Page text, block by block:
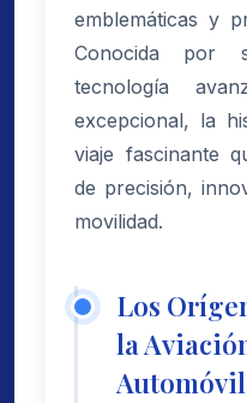
emblemáticas y
Conocida por
tecnología
excepcional, la
viaje fascinante
de precisión,
movilidad.
Los
la